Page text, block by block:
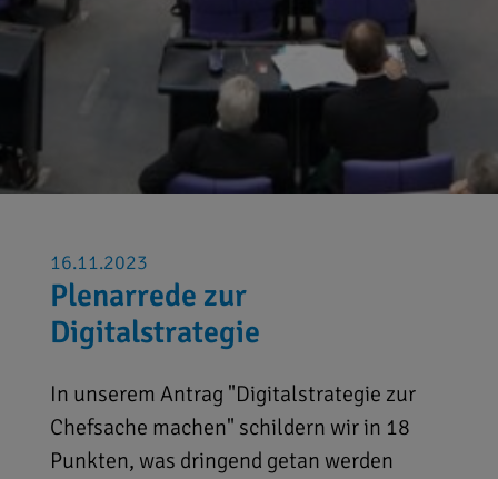
16.11.2023
Plenarrede zur
Digitalstrategie
In unserem Antrag "Digitalstrategie zur
Chefsache machen" schildern wir in 18
Punkten, was dringend getan werden